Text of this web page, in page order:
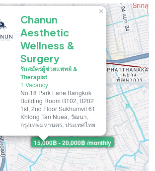
15,000฿ - 20,000฿ /monthly
Chanun
Aesthetic
Wellness &
Surgery
รับสมัครผู้ช่วยแพทย์ &
Therapist
1 Vacancy
No.18 Park Lane Bangkok
Building Room B102, B202
1st, 2nd Floor Sukhumvit 61
Khlong Tan Nuea, วัฒนา,
กรุงเทพมหานคร, ประเทศไทย
×